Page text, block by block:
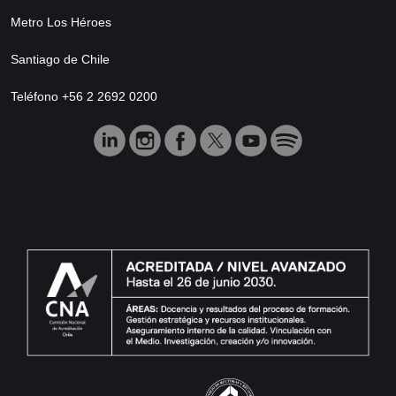
Metro Los Héroes
Santiago de Chile
Teléfono +56 2 2692 0200